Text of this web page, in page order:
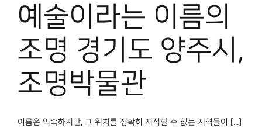
예술이라는 이름의
조명 경기도 양주시,
조명박물관
이름은 익숙하지만, 그 위치를 정확히 지적할 수 없는 지역들이 [...]